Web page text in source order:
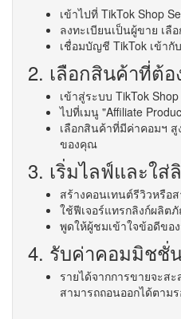
เข้าไปที่ TikTok Shop
ลงทะเบียนเป็นผู้ขาย เ
เชื่อมบัญชี TikTok เข้ากั
2. เลือกสินค้าที่ต้อ
เข้าสู่ระบบ TikTok Shop
ไปที่เมนู "Affiliate
เลือกสินค้าที่มีค่าคอมฯ สู
ของคุณ
3. เริ่มไลฟ์และใส่
สร้างคอนเทนต์รีวิวหรือ
ใช้ฟีเจอร์แทรกลิงก์ผลิ
พูดให้ผู้ชมเข้าใจข้อดีขอ
4. รับค่าคอมมิชชั่
รายได้จากการขายจะ
สามารถถอนออกได้ตาม